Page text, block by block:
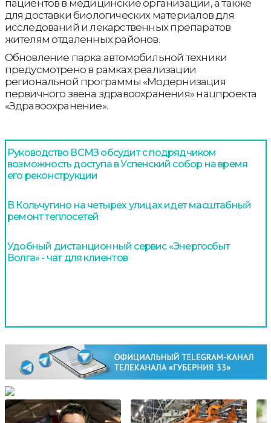
пациентов в медицинские организации, а также
для доставки биологических материалов для
исследований и лекарственных препаратов
жителям отдаленных районов.
Обновление парка автомобильной техники
предусмотрено в рамках реализации
региональной программы «Модернизация
первичного звена здравоохранения» нацпроекта
«Здравоохранение».
Руководство ВСМЗ обсудит с подрядчиком
возможность доступа в Успенский собор на время
его реконструкции
В Кольчугино на четырех улицах идет масштабный
ремонт теплосетей
Удобный дистанционный сервис «Энергосбыт
Волга» - чат для клиентов